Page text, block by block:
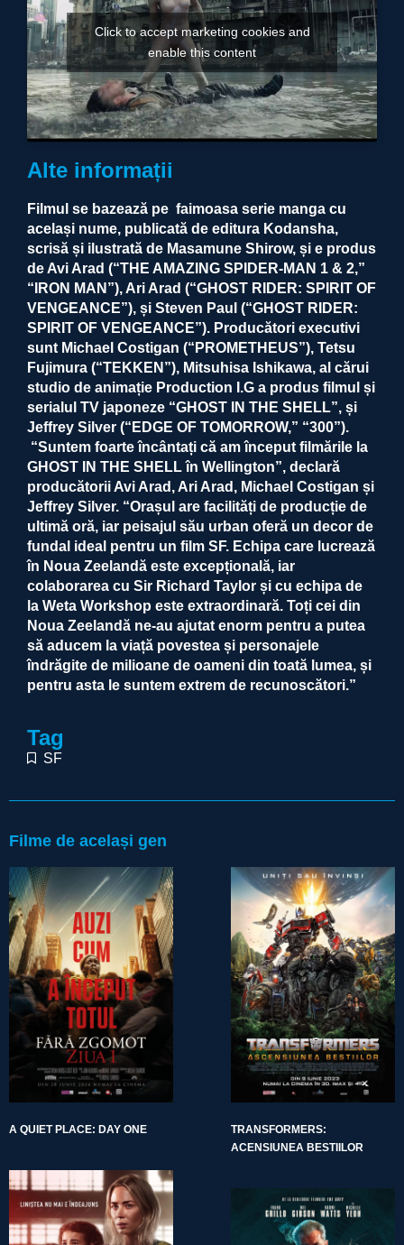
Click to accept marketing cookies and
enable this content
Alte informații
Filmul se bazează pe faimoasa serie manga cu
același nume, publicată de editura Kodansha,
scrisă și ilustrată de Masamune Shirow, și e produs
de Avi Arad (“THE AMAZING SPIDER-MAN 1 & 2,”
“IRON MAN”), Ari Arad (“GHOST RIDER: SPIRIT OF
VENGEANCE”), și Steven Paul (“GHOST RIDER:
SPIRIT OF VENGEANCE”). Producători executivi
sunt Michael Costigan (“PROMETHEUS”), Tetsu
Fujimura (“TEKKEN”), Mitsuhisa Ishikawa, al cărui
studio de animație Production I.G a produs filmul și
serialul TV japoneze “GHOST IN THE SHELL”, și
Jeffrey Silver (“EDGE OF TOMORROW,” “300”).
“Suntem foarte încântați că am început filmările la
GHOST IN THE SHELL în Wellington”, declară
producătorii Avi Arad, Ari Arad, Michael Costigan și
Jeffrey Silver. “Orașul are facilități de producție de
ultimă oră, iar peisajul său urban oferă un decor de
fundal ideal pentru un film SF. Echipa care lucrează
în Noua Zeelandă este excepțională, iar
colaborarea cu Sir Richard Taylor și cu echipa de
la Weta Workshop este extraordinară. Toți cei din
Noua Zeelandă ne-au ajutat enorm pentru a putea
să aducem la viață povestea și personajele
îndrăgite de milioane de oameni din toată lumea, și
pentru asta le suntem extrem de recunoscători.”
Tag
SF
Filme de același gen
A QUIET PLACE: DAY ONE
TRANSFORMERS:
ACENSIUNEA BESTIILOR